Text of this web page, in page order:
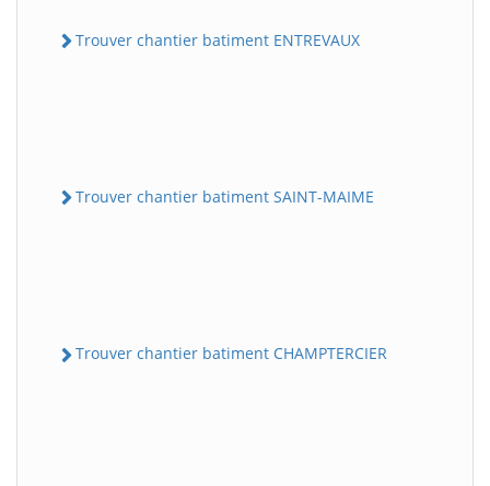
Trouver chantier batiment ENTREVAUX
Trouver chantier batiment SAINT-MAIME
Trouver chantier batiment CHAMPTERCIER